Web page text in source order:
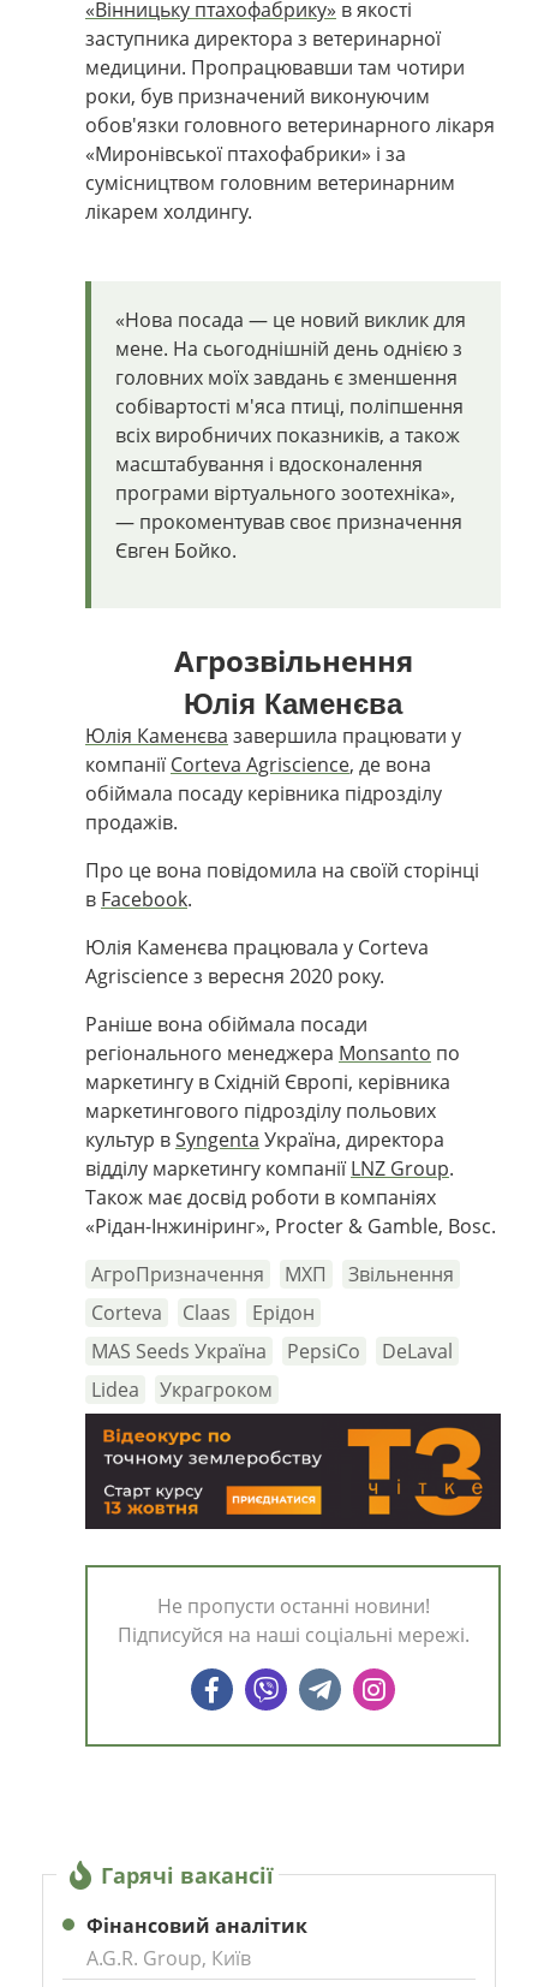
«Вінницьку птахофабрику» в якості
заступника директора з ветеринарної
медицини. Пропрацювавши там чотири
роки, був призначений виконуючим
обов'язки головного ветеринарного лікаря
«Миронівської птахофабрики» і за
сумісництвом головним ветеринарним
лікарем холдингу.
«Нова посада — це новий виклик для
мене. На сьогоднішній день однією з
головних моїх завдань є зменшення
собівартості м'яса птиці, поліпшення
всіх виробничих показників, а також
масштабування і вдосконалення
програми віртуального зоотехніка»,
— прокоментував своє призначення
Євген Бойко.
Агрозвільнення
Юлія Каменєва
Юлія Каменєва завершила працювати у
компаніїCorteva Agriscience, де вона
обіймала посаду керівника підрозділу
продажів.
Про це вона повідомила на своїй сторінці
в Facebook.
Юлія Каменєва працювала у Corteva
Agriscience з вересня 2020 року.
Раніше вона обіймала посади
регіонального менеджера Monsanto по
маркетингу в Східній Європі, керівника
маркетингового підрозділу польових
культур вSyngenta Україна, директора
відділу маркетингу компаніїLNZ Group.
Також має досвід роботи в компаніях
«Рідан-Інжиніринг», Procter & Gamble, Bosc.
АгроПризначення
МХП
Звільнення
Corteva
Claas
Ерідон
MAS Seeds Україна
PepsiCo
DeLaval
Lidea
Украгроком
Не пропусти останні новини!
Підписуйся на наші соціальні мережі.
Гарячі вакансії
Фінансовий аналітик
A.G.R. Group, Київ